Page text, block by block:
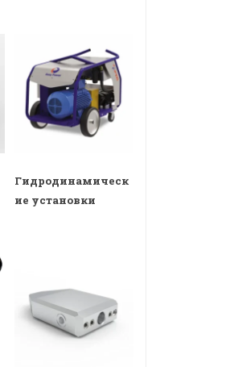
Гидродинамическ
ие установки